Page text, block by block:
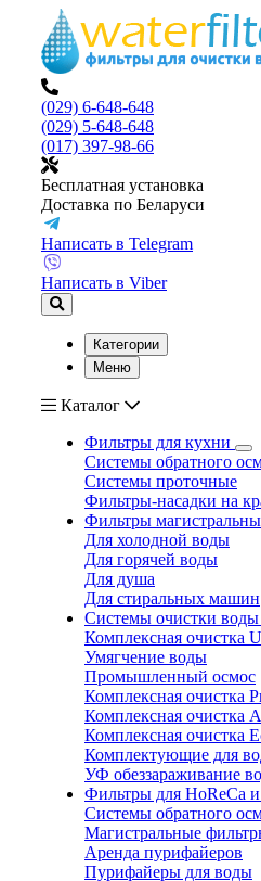
(029) 6-648-648
(029) 5-648-648
(017) 397-98-66
Бесплатная установка
Доставка по Беларуси
Написать в Telegram
Написать в Viber
Категории
Меню
Каталог
Фильтры для кухни
Системы обратного
Системы проточные
Фильтры-насадки на
Фильтры
Для холодной воды
Для горячей воды
Для душа
Для стиральных машин
Системы очистки воды
Комплексная очистка
Умягчение воды
Промышленный осмос
Комплексная очистка
Комплексная очистка
Комплексная очистка
Комплектующие для
УФ обеззараживание
Фильтры для HoReCa
Системы обратного
Магистральные
Аренда пурифайеров
Пурифайеры для воды